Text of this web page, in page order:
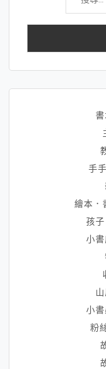
關
手
繪本．
孩
小
小
粉